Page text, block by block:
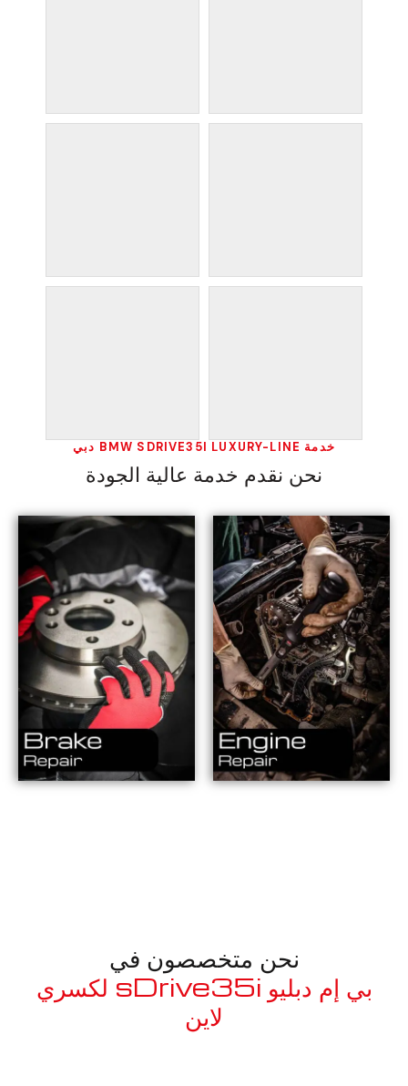
خدمة BMW SDRIVE35I LUXURY-LINE دبي
نحن نقدم خدمة عالية الجودة
نحن متخصصون في
بي إم دبليو sDrive35i لكسري
لاين